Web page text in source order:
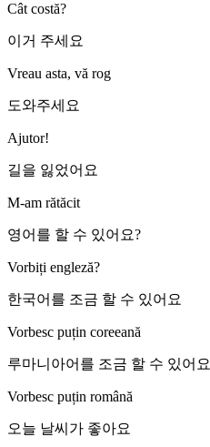
Cât costă?
이거 주세요
Vreau asta, vă rog
도와주세요
Ajutor!
길을 잃었어요
M-am rătăcit
영어를 할 수 있어요?
Vorbiți engleză?
한국어를 조금 할 수 있어요
Vorbesc puțin coreeană
루마니아어를 조금 할 수 있어요
Vorbesc puțin română
오늘 날씨가 좋아요